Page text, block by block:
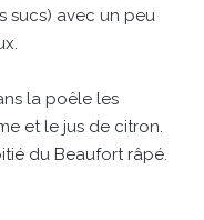
sucs) avec un peu
la poêle les
et le jus de citron.
du Beaufort râpé.